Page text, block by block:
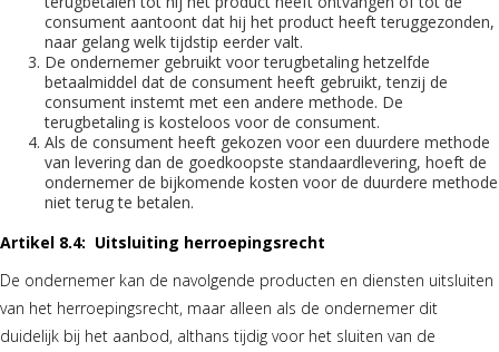
consument aantoont dat hij het product heeft teruggezonden,
naar gelang welk tijdstip eerder valt.
De ondernemer gebruikt voor terugbetaling hetzelfde
betaalmiddel dat de consument heeft gebruikt, tenzij de
consument instemt met een andere methode. De
terugbetaling is kosteloos voor de consument.
Als de consument heeft gekozen voor een duurdere methode
van levering dan de goedkoopste standaardlevering, hoeft de
ondernemer de bijkomende kosten voor de duurdere methode
niet terug te betalen.
Artikel 8.4: Uitsluiting herroepingsrecht
De ondernemer kan de navolgende producten en diensten uitsluiten
van het herroepingsrecht, maar alleen als de ondernemer dit
duidelijk bij het aanbod, althans tijdig voor het sluiten van de